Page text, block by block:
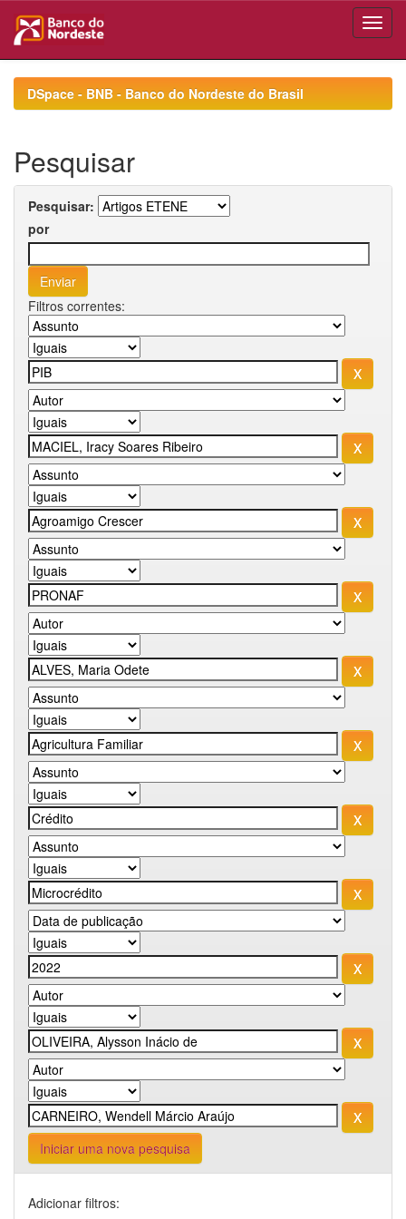
navigationDSpace - BNB - Banco do Nordeste do Brasil
Pesquisar
Pesquisar:
por
Filtros correntes:
Iniciar uma nova pesquisa
Adicionar filtros: